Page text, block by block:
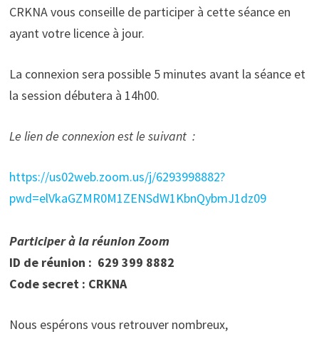
CRKNA vous conseille de participer à cette séance en
ayant votre licence à jour.
La connexion sera possible 5 minutes avant la séance et
la session débutera à 14h00.
Le lien de connexion est le suivant :
https://us02web.zoom.us/j/6293998882?
pwd=elVkaGZMR0M1ZENSdW1KbnQybmJ1dz09
Participer à la réunion Zoom
ID de réunion : 629 399 8882
Code secret : CRKNA
Nous espérons vous retrouver nombreux,